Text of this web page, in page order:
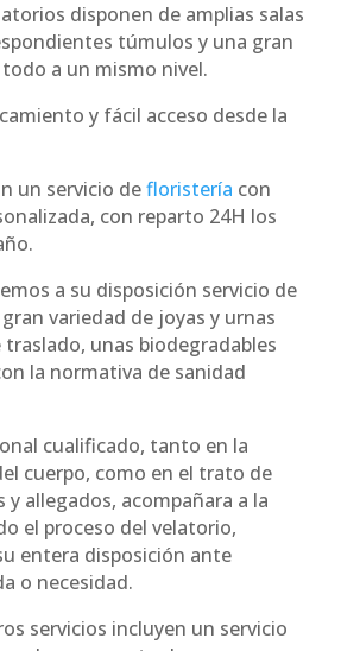
disponen de amplias salas
túmulos y una gran
a un mismo nivel.
y fácil acceso desde la
un servicio defloristería con
con reparto 24H los
a su disposición servicio de
variedad de joyas y urnas
unas biodegradables
la normativa de sanidad
cualificado, tanto en la
cuerpo, como en el trato de
y allegados, acompañara a la
el proceso del velatorio,
entera disposición ante
o necesidad.
servicios incluyen un servicio